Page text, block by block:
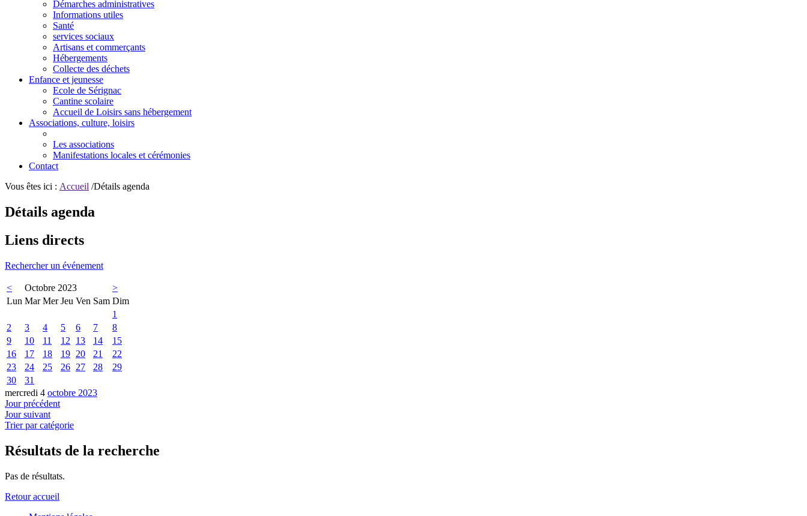
Démarches administratives
Informations utiles
Santé
services sociaux
Artisans et commerçants
Hébergements
Collecte des déchets
Enfance et jeunesse
Ecole de Sérignac
Cantine scolaire
Accueil de Loisirs sans hébergement
Associations, culture, loisirs
Les associations
Manifestations locales et cérémonies
Contact
Vous êtes ici : Accueil /Détails agenda
Détails agenda
Liens directs
Rechercher un événement
< Octobre 2023
>
Lun Mar Mer Jeu Ven Sam Dim
1
2
3 4 5 6 7
8
9
10 11 12 13 14
15
16
17 18 19 20 21
22
23
24 25 26 27 28
29
30
31
mercredi 4 octobre 2023
Jour précédent
Jour suivant
Trier par catégorie
Résultats de la recherche
Pas de résultats.
Retour accueil